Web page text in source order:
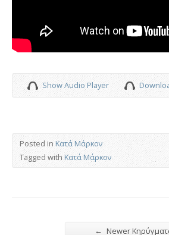
Show Audio Player
Posted in Κατά Μάρκον
Tagged withΚατά Μάρκον
← Newer